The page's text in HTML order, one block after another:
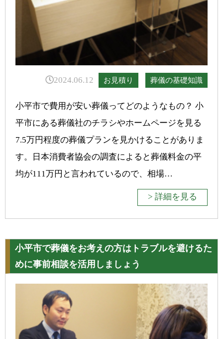
2024.06.12 お見積り 葬儀の基礎知識
小平市で費用が安い葬儀ってどのようなもの？ 小
平市にある葬儀社のチラシやホームページを見る
7.5万円程度の葬儀プランを見かけることがありま
す。日本消費者協会の調査によると葬儀料金の平
均が111万円と言われているので、相場…
> 詳細を見る
小平市で葬儀をお考えの方はトラブルを避けるた
めに事前相談を活用しましょう